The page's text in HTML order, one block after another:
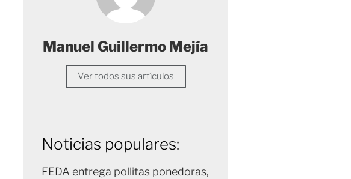
Manuel Guillermo Mejía
Ver todos sus artículos
Noticias populares:
FEDA entrega pollitas ponedoras,